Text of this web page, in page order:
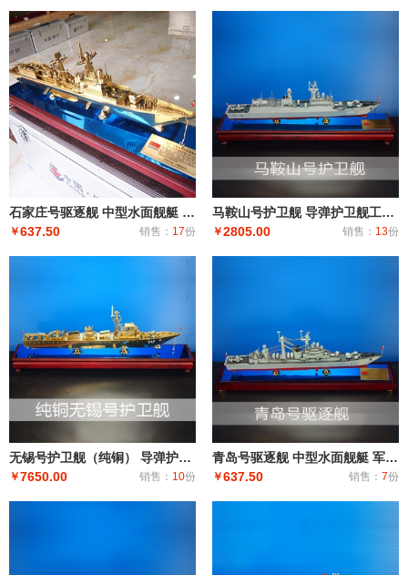
石家庄号驱逐舰 中型水面舰艇 军事海军舰艇模型 工艺船航模纪念摆件展览收藏品送
￥637.50 销售： 17份
马鞍山号护卫舰 导弹护卫舰工艺船航模纪念摆件展览收藏品送礼
￥2805.00 销售： 13份
无锡号护卫舰（纯铜） 导弹护卫舰工艺船航模纪念摆件展览收藏品送礼
￥7650.00 销售： 10份
青岛号驱逐舰 中型水面舰艇 军事海军舰艇模型 工艺船航模纪念摆件展览收藏品送
￥637.50 销售： 7份